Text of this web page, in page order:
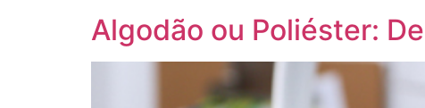
Algodão ou Poliéster: